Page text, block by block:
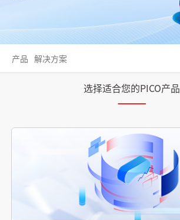
产品 解决方案
选择适合您的PICO产品